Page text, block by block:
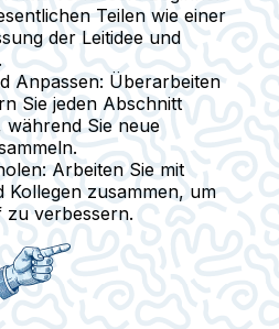
Teilen wie einer
der Leitidee und
Anpassen: Überarbeiten
Sie jeden Abschnitt
während Sie neue
: Arbeiten Sie mit
Kollegen zusammen, um
verbessern.